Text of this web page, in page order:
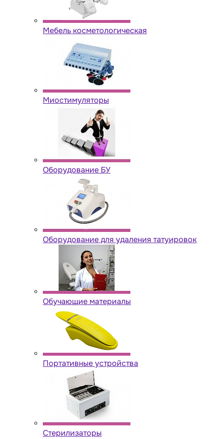
Мебель косметологическая
Миостимуляторы
Оборудование БУ
Оборудование для удаления татуировок
Обучающие материалы
Портативные устройства
Стерилизаторы